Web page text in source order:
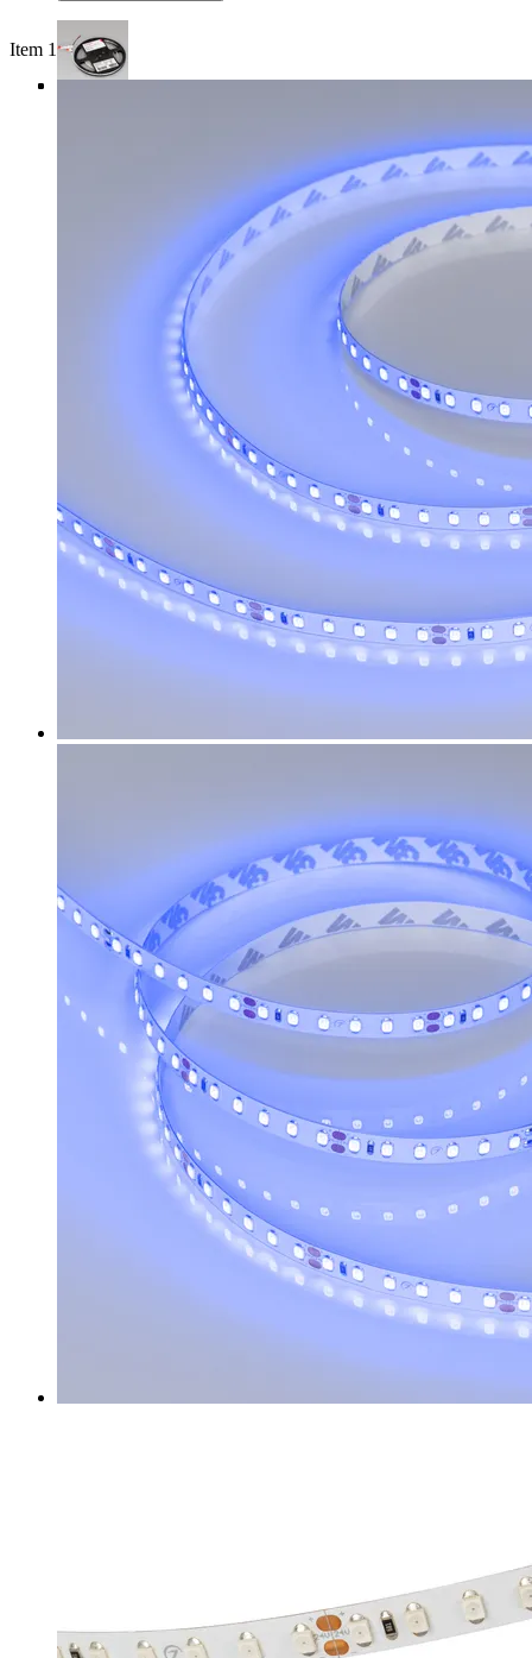
Item 1 of 4